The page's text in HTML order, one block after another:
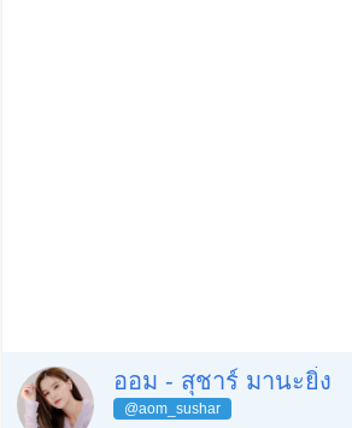
ออม - สุชาร์ มานะยิ่ง
@aom_sushar